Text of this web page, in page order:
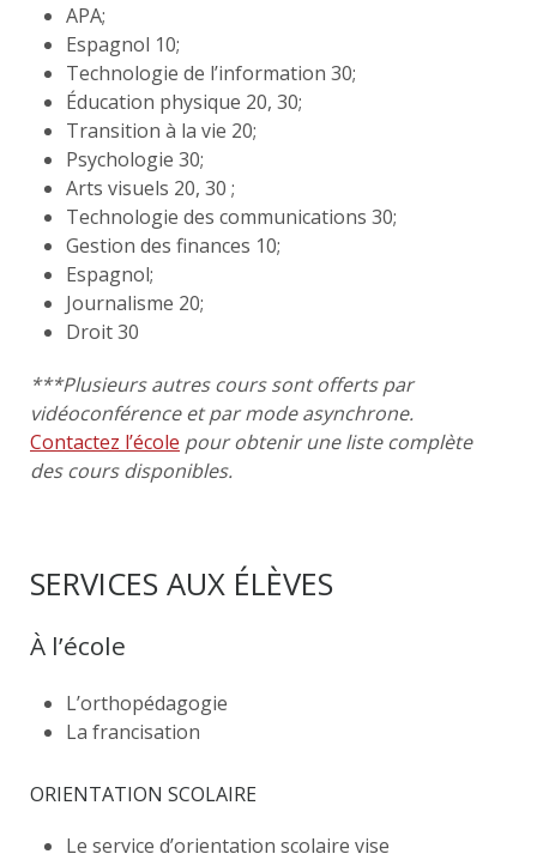
APA;
Espagnol 10;
Technologie de l’information 30;
Éducation physique 20, 30;
Transition à la vie 20;
Psychologie 30;
Arts visuels 20, 30 ;
Technologie des communications 30;
Gestion des finances 10;
Espagnol;
Journalisme 20;
Droit 30
***Plusieurs autres cours sont offerts par
vidéoconférence et par mode asynchrone.
Contactez l’école pour obtenir une liste complète
des cours disponibles.
SERVICES AUX ÉLÈVES
À l’école
L’orthopédagogie
La francisation
ORIENTATION SCOLAIRE
Le service d’orientation scolaire vise